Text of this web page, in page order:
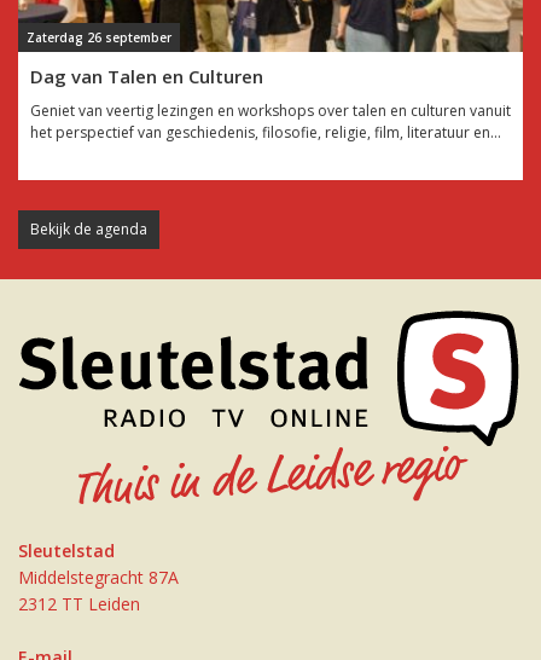
Zaterdag 26 september
Dag van Talen en Culturen
Geniet van veertig lezingen en workshops over talen en culturen vanuit
het perspectief van geschiedenis, filosofie, religie, film, literatuur en...
Bekijk de agenda
Sleutelstad
Middelstegracht 87A
2312 TT Leiden